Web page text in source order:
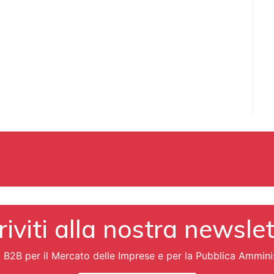
alla nostra
B2B per il Mercato delle Imprese e per la Pubblica